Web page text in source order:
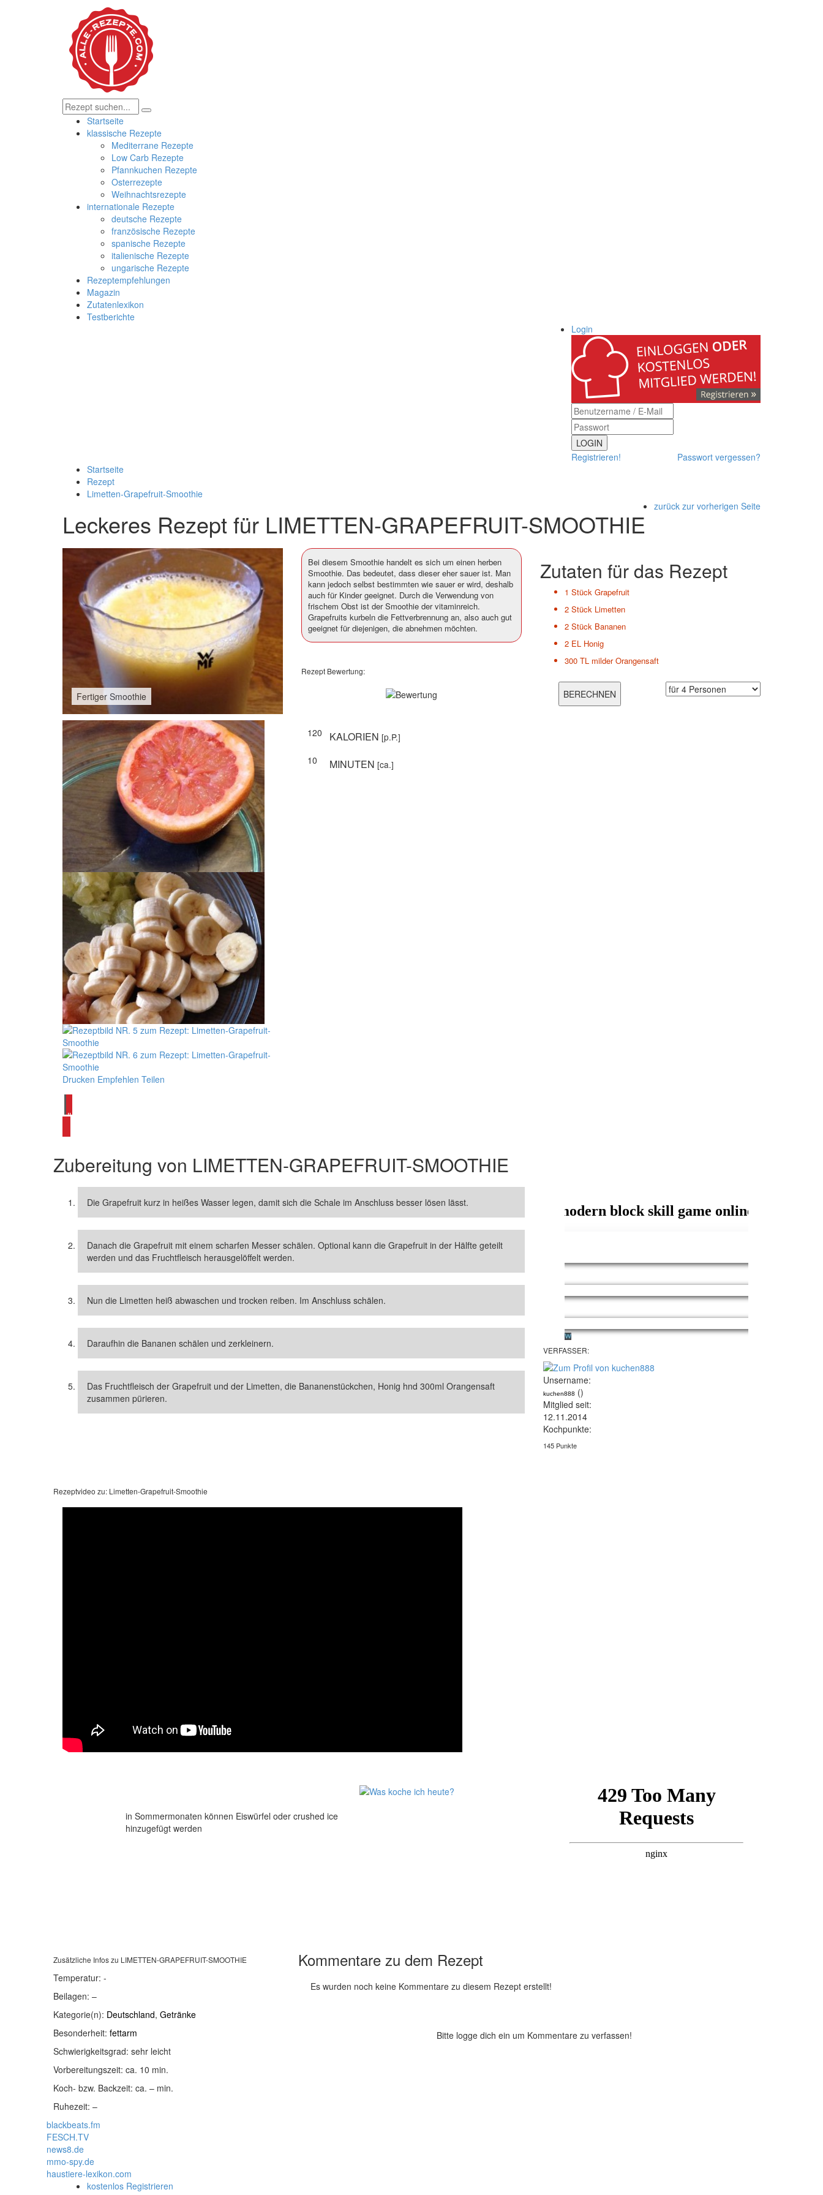
Startseite
klassische Rezepte
Mediterrane Rezepte
Low Carb Rezepte
Pfannkuchen Rezepte
Osterrezepte
Weihnachtsrezepte
internationale Rezepte
deutsche Rezepte
französische Rezepte
spanische Rezepte
italienische Rezepte
ungarische Rezepte
Rezeptempfehlungen
Magazin
Zutatenlexikon
Testberichte
Login
LOGIN
Registrieren!
Passwort vergessen?
Startseite
Rezept
Limetten-Grapefruit-Smoothie
zurück zur vorherigen Seite
Leckeres Rezept für LIMETTEN-GRAPEFRUIT-SMOOTHIE
Fertiger Smoothie
Drucken Empfehlen Teilen
Bei diesem Smoothie handelt es sich um einen herben
Smoothie. Das bedeutet, dass dieser eher sauer ist. Man
kann jedoch selbst bestimmten wie sauer er wird, deshalb
auch für Kinder geeignet. Durch die Verwendung von
frischem Obst ist der Smoothie der vitaminreich.
Grapefruits kurbeln die Fettverbrennung an, also auch gut
geeignet für diejenigen, die abnehmen möchten.
Rezept Bewertung:
120 KALORIEN [p.P.]
10
MINUTEN [ca.]
Zutaten für das Rezept
1 Stück Grapefruit
2 Stück Limetten
2 Stück Bananen
2 EL Honig
300 TL milder Orangensaft
alle Smoothie Rezepte ansehen
Zubereitung von LIMETTEN-GRAPEFRUIT-SMOOTHIE
Die Grapefruit kurz in heißes Wasser legen, damit sich die Schale im Anschluss besser lösen lässt.
Danach die Grapefruit mit einem scharfen Messer schälen. Optional kann die Grapefruit in der Hälfte geteilt
werden und das Fruchtfleisch herausgelöffelt werden.
Nun die Limetten heiß abwaschen und trocken reiben. Im Anschluss schälen.
Daraufhin die Bananen schälen und zerkleinern.
Das Fruchtfleisch der Grapefruit und der Limetten, die Bananenstückchen, Honig hnd 300ml Orangensaft
zusammen pürieren.
VERFASSER:
Unsername:
kuchen888 ()
Mitglied seit:
12.11.2014
Kochpunkte:
145 Punkte
Rezeptvideo zu: Limetten-Grapefruit-Smoothie
in Sommermonaten können Eiswürfel oder crushed ice
hinzugefügt werden
Zusätzliche Infos zu LIMETTEN-GRAPEFRUIT-SMOOTHIE
Temperatur: -
Beilagen: –
Kategorie(n): Deutschland, Getränke
Besonderheit: fettarm
Schwierigkeitsgrad: sehr leicht
Vorbereitungszeit: ca. 10 min.
Koch- bzw. Backzeit: ca. – min.
Ruhezeit: –
Kommentare zu dem Rezept
Es wurden noch keine Kommentare zu diesem Rezept erstellt!
Bitte logge dich ein um Kommentare zu verfassen!
blackbeats.fm
FESCH.TV
news8.de
mmo-spy.de
haustiere-lexikon.com
kostenlos Registrieren